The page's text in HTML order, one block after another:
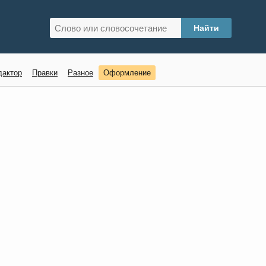
Правки Разное Оформление